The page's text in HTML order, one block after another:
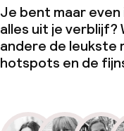
Je bent maar even
alles uit je verblijf?
andere de leukste
hotspots en de